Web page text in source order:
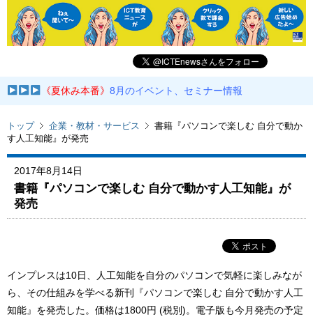
《夏休み本番》8月のイベント、セミナー情報
トップ 企業・教材・サービス
書籍『パソコンで楽しむ 自分で動か
す人工知能』が発売
2017年8月14日
書籍『パソコンで楽しむ 自分で動かす人工知能』が
発売
インプレスは10日、人工知能を自分のパソコンで気軽に楽しみなが
ら、その仕組みを学べる新刊『パソコンで楽しむ 自分で動かす人工
知能』を発売した。価格は1800円 (税別)。電子版も今月発売の予定